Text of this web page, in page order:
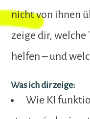
nicht von ihnen
zeige dir,
helfen – und
Was ich dir zeige:
Wie KI